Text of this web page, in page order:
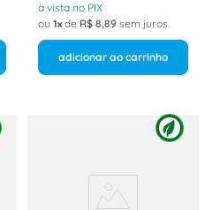
à vista no PIX
ou 1 de R$ 8,89 sem juros
adicionar ao carrinho